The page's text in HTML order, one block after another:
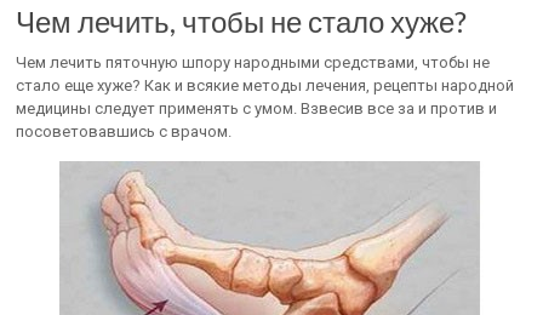
Чем лечить, чтобы не стало хуже?
Чем лечить пяточную шпору народными средствами, чтобы не
стало еще хуже? Как и всякие методы лечения, рецепты народной
медицины следует применять с умом. Взвесив все за и против и
посоветовавшись с врачом.